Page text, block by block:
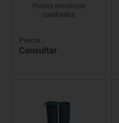
Postes metálicos
cuadrados
Precio
Consultar